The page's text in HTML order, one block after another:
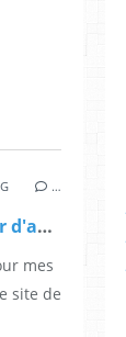
…
Pour apprendre à chuchoter d'après Charivari
mes
site de